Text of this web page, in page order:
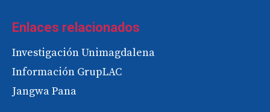
Enlaces relacionados
Investigación Unimagdalena
Información GrupLAC
Jangwa Pana